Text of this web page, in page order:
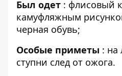
Был одет : флисовый
камуфляжным
черная обувь;
Особые приметы : на
ступни след от ожога.